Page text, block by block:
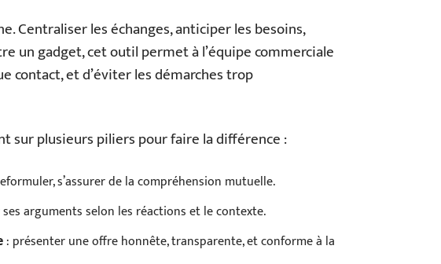
Centraliser les échanges, anticiper les besoins,
un gadget, cet outil permet à l’équipe commerciale
contact, et d’éviter les démarches trop
sur plusieurs piliers pour faire la différence :
s’assurer de la compréhension mutuelle.
arguments selon les réactions et le contexte.
: présenter une offre honnête, transparente, et conforme à la